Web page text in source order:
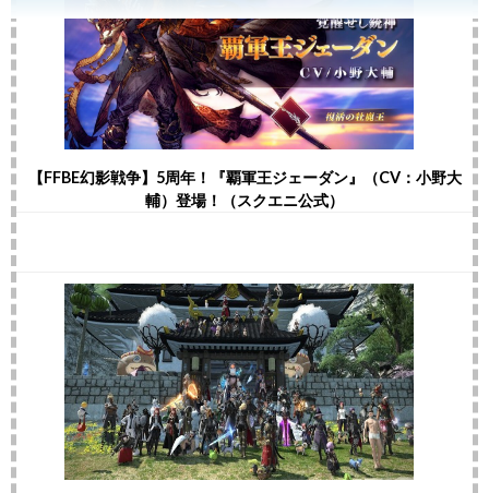
【FFBE幻影戦争】5周年！『覇軍王ジェーダン』（CV：小野大
輔）登場！（スクエニ公式）